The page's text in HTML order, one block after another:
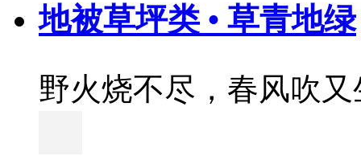
地被草坪类 • 草青地绿
野火烧不尽，春风吹又